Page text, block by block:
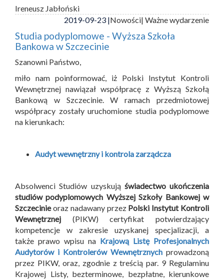
Ireneusz Jabłoński
2019-09-23 |Nowości| Ważne wydarzenie
Studia podyplomowe - Wyższa Szkoła
Bankowa w Szczecinie
Szanowni Państwo,
miło nam poinformować, iż Polski Instytut Kontroli
Wewnętrznej nawiązał współpracę z Wyższą Szkołą
Bankową w Szczecinie. W ramach przedmiotowej
współpracy zostały uruchomione studia podyplomowe
na kierunkach:
Audyt wewnętrzny i kontrola zarządcza
Absolwenci Studiów uzyskują świadectwo ukończenia
studiów podyplomowych Wyższej Szkoły Bankowej w
Szczecinieoraz nadawany przez Polski Instytut Kontroli
Wewnętrznej (PIKW) certyfikat potwierdzający
kompetencje w zakresie uzyskanej specjalizacji, a
także prawo wpisu na Krajową Listę Profesjonalnych
Audytorów i Kontrolerów Wewnętrznych prowadzoną
przez PIKW, oraz, zgodnie z treścią par. 9 Regulaminu
Krajowej Listy, bezterminowe, bezpłatne, kierunkowe